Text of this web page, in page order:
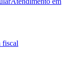
fiscal